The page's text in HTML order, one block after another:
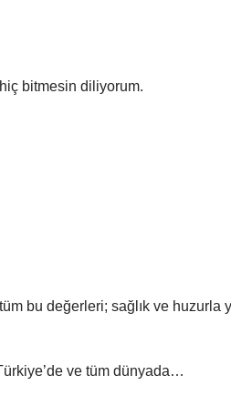
bitmesin diliyorum.
bu değerleri; sağlık ve huzurla
ve tüm dünyada…